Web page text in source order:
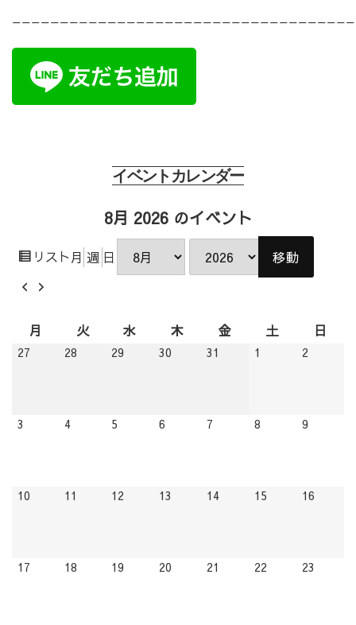
イベントカレンダー
8月 2026 のイベント
リスト 表
月 週 日
前
次
月
火火
水水
木木
金金
土 日
27 2026.07.27
28 2026.07.28
29 2026.07.29
30 2026.07.30
31 2026.07.31
1 2026.08.01
2
3 2026.08.03
42026.08.04
5 2026.08.05
6 2026.08.06
7 2026.08.07
8 2026.08.08
9
10 2026.08.10
11 2026.08.11
12 2026.08.12
13 2026.08.13
142026.08.14
15 2026.08.15
16
17 2026.08.17
18 2026.08.18
19 2026.08.19
20 2026.08.20
21 2026.08.21
22 2026.08.22
23